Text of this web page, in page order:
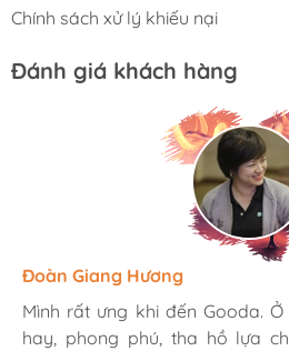
Chính sách xử lý khiếu nại
Đánh giá khách hàng
Hương Suri
Mình rất ưng khi đến Gooda.
hay, phong phú, tha hồ lựa
Đoàn Giang Hương
Mình rất ưng khi đến Gooda.
hay, phong phú, tha hồ lựa
Ngọc Anh
Mình rất ưng khi đến Gooda.
hay, phong phú, tha hồ lựa